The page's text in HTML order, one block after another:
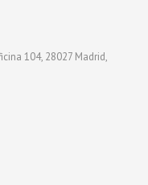
104, 28027 Madrid,